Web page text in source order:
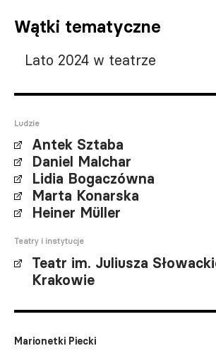
Wątki tematyczne
Lato 2024 w teatrze
Ludzie
Antek Sztaba
Daniel Malchar
Lidia Bogaczówna
Marta Konarska
Heiner Müller
Teatry i instytucje
Teatr im. Juliusza
Krakowie
Marionetki Piecki